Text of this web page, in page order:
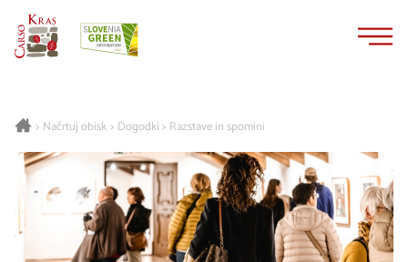
> Načrtuj obisk> Dogodki > Razstave in spomini